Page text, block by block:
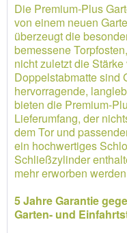
Die Premium-Plus
von einem neuen
überzeugt die
bemessene
nicht zuletzt die
Doppelstabmatte sind
hervorragende,
bieten die Premium-
Lieferumfang, der
dem Tor und
ein hochwertiges
Schließzylinder
mehr erworben
5 Jahre Garantie
Garten- und